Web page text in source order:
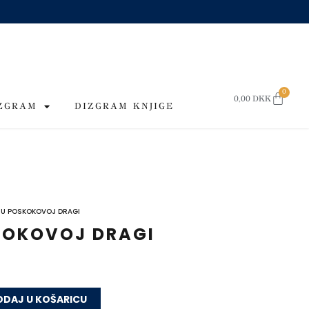
0,00 DKK
0
CART
DIZGRAM KNJIGE
POSKOKOVOJ DRAGI
DRAGI
U KOŠARICU